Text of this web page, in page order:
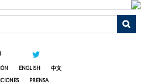
ENGLISH
中文
PRENSA